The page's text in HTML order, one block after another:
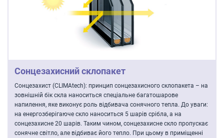
Сонцезахисний склопакет
Сонцезахист (CLIMAtech): принцип сонцезахисного склопакета – на
зовнішній бік скла наноситься спеціальне багатошарове
напилення, яке виконує роль відбивача сонячного тепла. До уваги:
на енергозберігаюче скло наноситься 5 шарів срібла, а на
сонцезахисне 20 шарів. Таким чином, сонцезахисне скло пропускає
сонячне світло, але відбиває його тепло. При цьому в приміщенні